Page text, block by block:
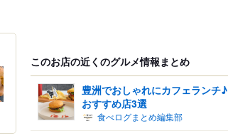
このお店の近くのグルメ情報まとめ
豊洲でおしゃれにカフェランチ♪
おすすめ店3選
食べログまとめ編集部